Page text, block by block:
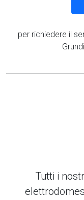
per richiedere il
Tutti i